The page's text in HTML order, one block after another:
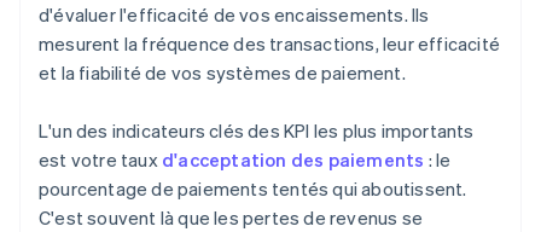
d'évaluer l'efficacité de vos encaissements. Ils
mesurent la fréquence des transactions, leur efficacité
et la fiabilité de vos systèmes de paiement.
L'un des indicateurs clés des KPI les plus importants
est votre taux d'acceptation des paiements : le
pourcentage de paiements tentés qui aboutissent.
C'est souvent là que les pertes de revenus se